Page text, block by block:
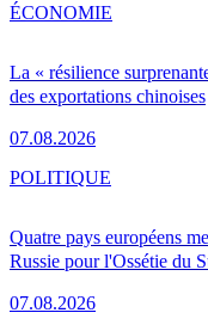
La « résilience
des exportations chinoises
07.08.2026
ÉCONOMIE
Quatre pays européens
Russie pour l'Ossétie du
07.08.2026
POLITIQUE